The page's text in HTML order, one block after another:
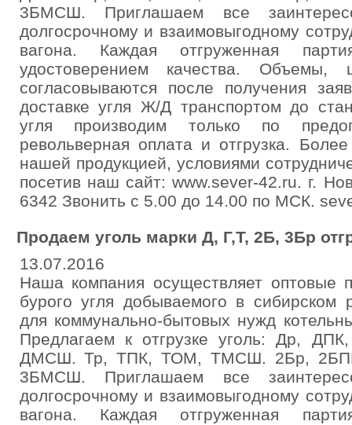
3БМСШ. Приглашаем все
долгосрочному и взаимовыгодному
вагона. Каждая отгруженная
удостоверением качества.
согласовываются после получения
доставке угля Ж/Д транспортом до
угля производим только по
револьверная оплата и отгрузка.
нашей продукцией, условиями
посетив наш сайт: www.sever-42.ru. г.
6342 Звонить с 5.00 до 14.00 по МСК.
Продаем уголь марки Д, Г,Т, 2Б, 3Бр
13.07.2016
Наша компания осуществляет оптовые
бурого угля добываемого в сибирском
для коммунально-бытовых нужд
Предлагаем к отгрузке уголь: Др,
ДМСШ. Тр, ТПК, ТОМ, ТМСШ. 2Бр,
3БМСШ. Приглашаем все
долгосрочному и взаимовыгодному
вагона. Каждая отгруженная